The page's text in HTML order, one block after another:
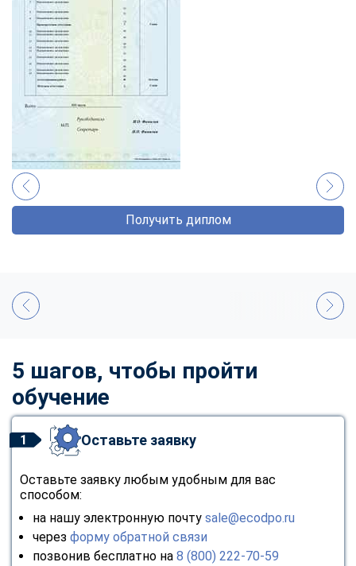
Получить диплом
5 шагов, чтобы пройти
обучение
1 Оставьте заявку
Оставьте заявку любым удобным для вас
способом:
на нашу электронную почту sale@ecodpo.ru
через форму обратной связи
позвонив бесплатно на 8 (800) 222-70-59